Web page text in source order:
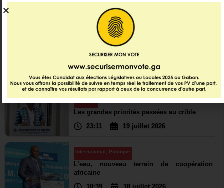
Dernières infos
Economie
920 millions de dollars levés : le Gabon
01:37
31 juillet 2026
Politique
Les grandes priorités passées au crible
23:11
19 juillet 2026
International, Politique
L’eau, nouveau terrain de coopération
africaine
10:39
18 juillet 2026